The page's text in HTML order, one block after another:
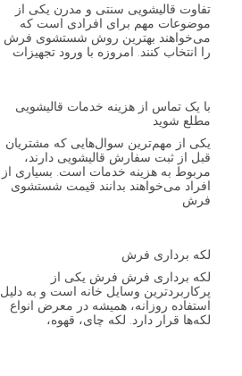
تفاوت قالیشویی سنتی و مدرن یکی از
موضوعات مهم برای افرادی است که
می‌خواهند بهترین روش شستشوی فرش
را انتخاب کنند. امروزه با ورود تجهیزات
با یک تماس از هزینه خدمات قالیشویی
مطلع شوید
یکی از مهم‌ترین سوال‌هایی که مشتریان
قبل از ثبت سفارش قالیشویی دارند،
مربوط به هزینه خدمات است. بسیاری از
افراد می‌خواهند بدانند قیمت شستشوی
فرش
لکه برداری فرش
لکه برداری فرش فرش یکی از
پرکاربردترین وسایل خانه است و به دلیل
استفاده روزانه، همیشه در معرض انواع
لکه‌ها قرار دارد. لکه چای، قهوه،